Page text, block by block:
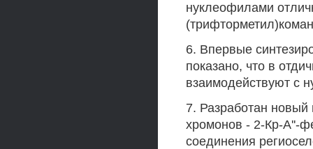
нуклеофилами
6. Впервые
показано, что в
взаимодействуют с
7. Разработан новый
хромонов - 2-Кр-А''-
соединения